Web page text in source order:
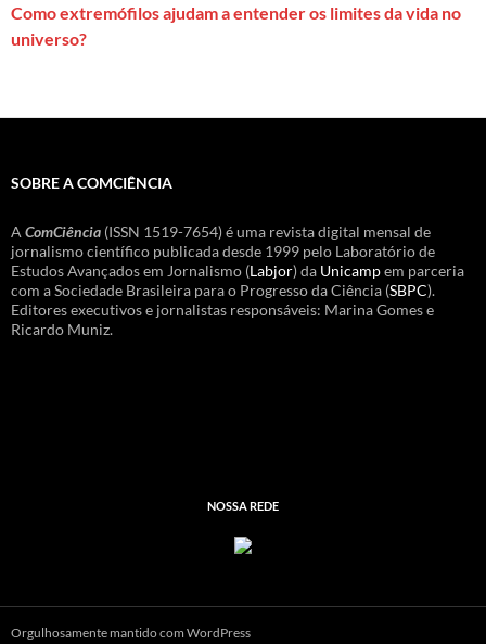
Como extremófilos ajudam a entender os limites da vida no
universo?
SOBRE A COMCIÊNCIA
A ComCiência (ISSN 1519-7654) é uma revista digital mensal de
jornalismo científico publicada desde 1999 pelo Laboratório de
Estudos Avançados em Jornalismo (Labjor) da Unicampem parceria
com a Sociedade Brasileira para o Progresso da Ciência (SBPC).
Editores executivos e jornalistas responsáveis: Marina Gomes e
Ricardo Muniz.
NOSSA REDE
Orgulhosamente mantido com WordPress